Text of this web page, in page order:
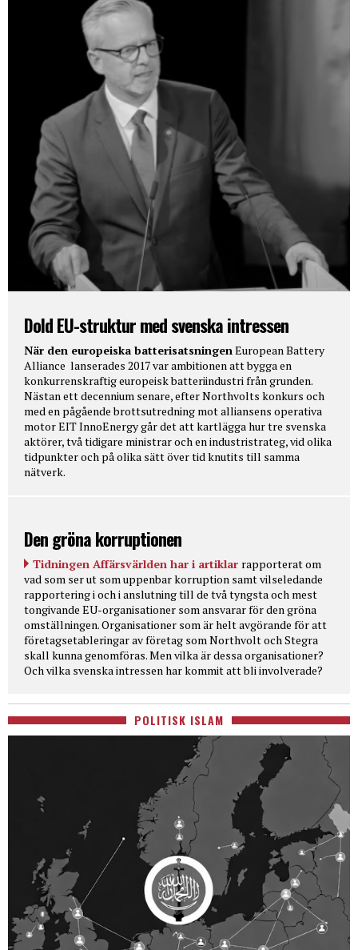
Dold EU-struktur med svenska intressen
När den europeiska batterisatsningenEuropean Battery
Alliance lanserades 2017 var ambitionen att bygga en
konkurrenskraftig europeisk batteriindustri från grunden.
Nästan ett decennium senare, efter Northvolts konkurs och
med en pågående brottsutredning mot alliansens operativa
motor EIT InnoEnergy går det att kartlägga hur tre svenska
aktörer, två tidigare ministrar och en industristrateg, vid olika
tidpunkter och på olika sätt över tid knutits till samma
nätverk.
Den gröna korruptionen
Tidningen Affärsvärlden har i artiklar rapporterat om
vad som ser ut som uppenbar korruption samt vilseledande
rapportering i och i anslutning till de två tyngsta och mest
tongivande EU-organisationer som ansvarar för den gröna
omställningen. Organisationer som är helt avgörande för att
företagsetableringar av företag som Northvolt och Stegra
skall kunna genomföras. Men vilka är dessa organisationer?
Och vilka svenska intressen har kommit att bli involverade?
POLITISK ISLAM